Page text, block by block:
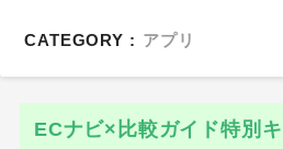
CATEGORY : アプリ
ECナビ×比較ガイド特別